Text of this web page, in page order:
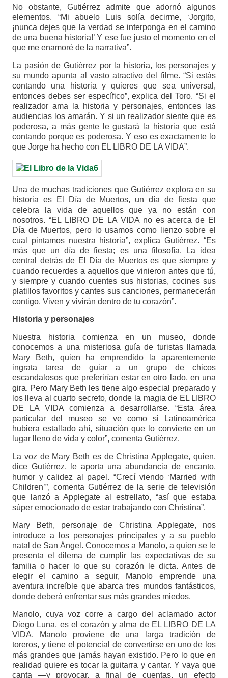
No obstante, Gutiérrez admite que adornó algunos
elementos. “Mi abuelo Luis solía decirme, ‘Jorgito,
¡nunca dejes que la verdad se interponga en el camino
de una buena historia!’ Y ese fue justo el momento en el
que me enamoré de la narrativa”.
La pasión de Gutiérrez por la historia, los personajes y
su mundo apunta al vasto atractivo del filme. “Si estás
contando una historia y quieres que sea universal,
entonces debes ser específico”, explica del Toro. “Si el
realizador ama la historia y personajes, entonces las
audiencias los amarán. Y si un realizador siente que es
poderosa, a más gente le gustará la historia que está
contando porque es poderosa. Y eso es exactamente lo
que Jorge ha hecho con EL LIBRO DE LA VIDA”.
Una de muchas tradiciones que Gutiérrez explora en su
historia es El Día de Muertos, un día de fiesta que
celebra la vida de aquellos que ya no están con
nosotros. “EL LIBRO DE LA VIDA no es acerca de El
Día de Muertos, pero lo usamos como lienzo sobre el
cual pintamos nuestra historia”, explica Gutiérrez. “Es
más que un día de fiesta; es una filosofía. La idea
central detrás de El Día de Muertos es que siempre y
cuando recuerdes a aquellos que vinieron antes que tú,
y siempre y cuando cuentes sus historias, cocines sus
platillos favoritos y cantes sus canciones, permanecerán
contigo. Viven y vivirán dentro de tu corazón”.
Historia y personajes
Nuestra historia comienza en un museo, donde
conocemos a una misteriosa guía de turistas llamada
Mary Beth, quien ha emprendido la aparentemente
ingrata tarea de guiar a un grupo de chicos
escandalosos que preferirían estar en otro lado, en una
gira. Pero Mary Beth les tiene algo especial preparado y
los lleva al cuarto secreto, donde la magia de EL LIBRO
DE LA VIDA comienza a desarrollarse. “Esta área
particular del museo se ve como si Latinoamérica
hubiera estallado ahí, situación que lo convierte en un
lugar lleno de vida y color”, comenta Gutiérrez.
La voz de Mary Beth es de Christina Applegate, quien,
dice Gutiérrez, le aporta una abundancia de encanto,
humor y calidez al papel. “Crecí viendo ‘Married with
Children’”, comenta Gutiérrez de la serie de televisión
que lanzó a Applegate al estrellato, “así que estaba
súper emocionado de estar trabajando con Christina”.
Mary Beth, personaje de Christina Applegate, nos
introduce a los personajes principales y a su pueblo
natal de San Ángel. Conocemos a Manolo, a quien se le
presenta el dilema de cumplir las expectativas de su
familia o hacer lo que su corazón le dicta. Antes de
elegir el camino a seguir, Manolo emprende una
aventura increíble que abarca tres mundos fantásticos,
donde deberá enfrentar sus más grandes miedos.
Manolo, cuya voz corre a cargo del aclamado actor
Diego Luna, es el corazón y alma de EL LIBRO DE LA
VIDA. Manolo proviene de una larga tradición de
toreros, y tiene el potencial de convertirse en uno de los
más grandes que jamás hayan existido. Pero lo que en
realidad quiere es tocar la guitarra y cantar. Y vaya que
canta —y provocar, a final de cuentas, un efecto